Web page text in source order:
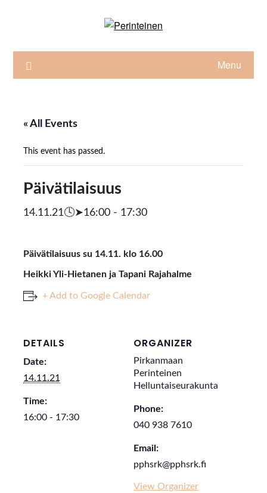
Menu
« All Events
This event has passed.
Päivätilaisuus
14.11.21🕓➤16:00- 17:30
Päivätilaisuus su 14.11. klo 16.00
Heikki Yli-Hietanen ja Tapani Rajahalme
+ Add to Google Calendar
DETAILS
Date:
14.11.21
Time:
16:00 - 17:30
ORGANIZER
Pirkanmaan
Perinteinen
Helluntaiseurakunta
Phone:
040 938 7610
Email:
pphsrk@pphsrk.fi
View Organizer